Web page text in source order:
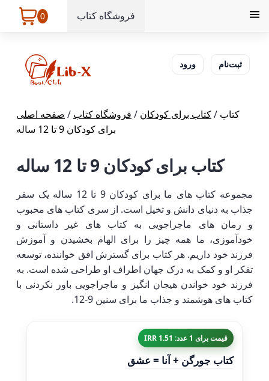
0 فروشگاه کتاب
ورود ثبت‌نام
صفحه اصلی / فروشگاه کتاب / کتاب برای کودکان/ کتاب
برای کودکان 9 تا 12 ساله
کتاب برای کودکان 9 تا 12 ساله
مجموعه کتاب های ما برای کودکان 9 تا 12 ساله یک سفر
جذاب به دنیای دانش و تخیل است. از سری کتاب های محبوب
و رمان های ماجراجویی به کتاب های غیر داستانی و
خودآموزی، ما همه چیز را برای الهام بخشیدن و آموزش
فرزند خود داریم. هر کتاب برای گسترش افق خواننده، توسعه
تفکر او و کمک به درک جهان اطراف او طراحی شده است. به
فرزند خود خواندن هیجان انگیز و ماجراجویی باور نکردنی با
کتاب های هوشمند و جذاب ما برای سنین 9-12.
قیمت برای 1 عدد: 1.51 IRR
کتاب جورگن + آنا = عشق